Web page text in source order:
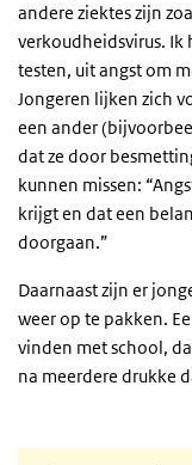
andere ziektes zijn
verkoudheidsvirus. Ik
testen, uit angst om
Jongeren lijken zich
een ander
dat ze door
kunnen missen:
krijgt en dat een
doorgaan.”
Daarnaast zijn er
weer op te pakken.
vinden met school,
na meerdere drukke